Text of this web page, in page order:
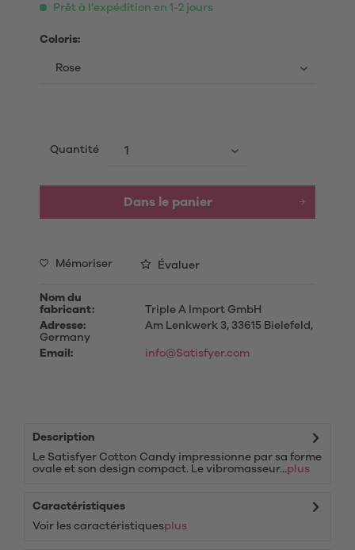
Prêt à l’expédition en 1-2 jours
Coloris:
Quantité
Dans le panier
Mémoriser Évaluer
Nom du
fabricant:
Triple A Import GmbH
Adresse:
Am Lenkwerk 3, 33615 Bielefeld,
Germany
Email:
info@Satisfyer.com
Description
Le Satisfyer Cotton Candy impressionne par sa forme
ovale et son design compact. Le vibromasseur...plus
Caractéristiques
Voir les caractéristiquesplus